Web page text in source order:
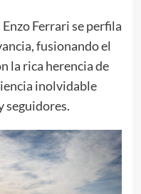
Ferrari se perfila
fusionando el
la rica herencia de
inolvidable
seguidores.